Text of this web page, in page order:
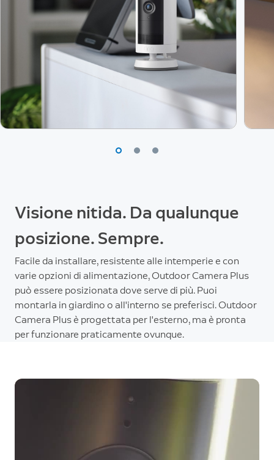
Visione nitida. Da qualunque
posizione. Sempre.
Facile da installare, resistente alle intemperie e con
varie opzioni di alimentazione, Outdoor Camera Plus
può essere posizionata dove serve di più. Puoi
montarla in giardino o all'interno se preferisci. Outdoor
Camera Plus è progettata per l'esterno, ma è pronta
per funzionare praticamente ovunque.